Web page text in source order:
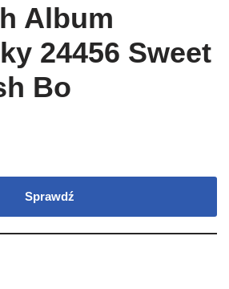
Album
24456 Sweet
Bo
Sprawdź